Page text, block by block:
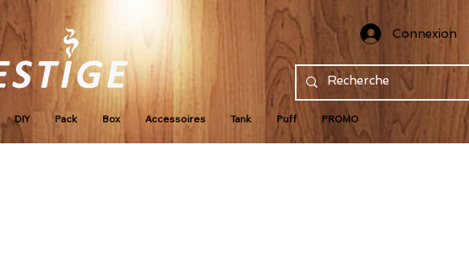
DIY Pack Box Accessoires Tank Puff PROMO
Connexion